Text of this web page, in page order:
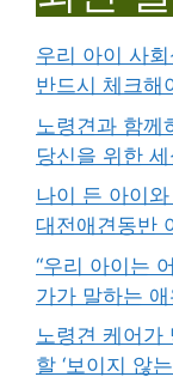
우리 아이 사
반드시 체크해
노령견과 함께
당신을 위한
나이 든 아이
대전애견동반
“우리 아이는
가가 말하는
노령견 케어가
할 ‘보이지 않